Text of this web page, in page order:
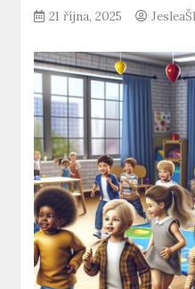
21 října, 2025